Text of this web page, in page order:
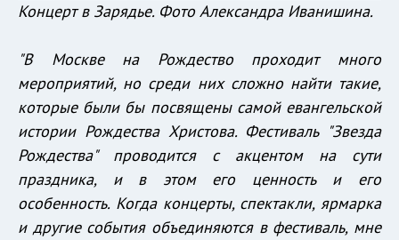
Концерт в Зарядье. Фото Александра Иванишина.
"В Москве на Рождество проходит много
мероприятий, но среди них сложно найти такие,
которые были бы посвящены самой евангельской
истории Рождества Христова. Фестиваль "Звезда
Рождества" проводится с акцентом на сути
праздника, и в этом его ценность и его
особенность. Когда концерты, спектакли, ярмарка
и другие события объединяются в фестиваль, мне